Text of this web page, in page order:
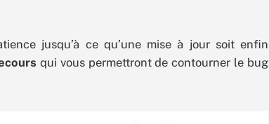
jusqu’à ce qu’une mise à jour soit enfin
qui vous permettront de contourner le bug